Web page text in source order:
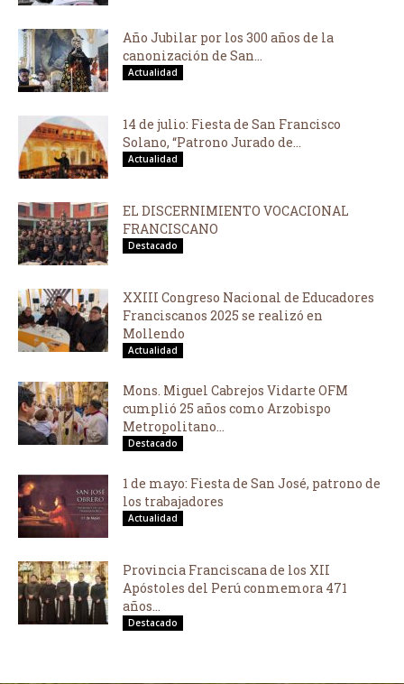
Año Jubilar por los 300 años de la
canonización de San...
Actualidad
14 de julio: Fiesta de San Francisco
Solano, “Patrono Jurado de...
Actualidad
EL DISCERNIMIENTO VOCACIONAL
FRANCISCANO
Destacado
XXIII Congreso Nacional de Educadores
Franciscanos 2025 se realizó en
Mollendo
Actualidad
Mons. Miguel Cabrejos Vidarte OFM
cumplió 25 años como Arzobispo
Metropolitano...
Destacado
1 de mayo: Fiesta de San José, patrono de
los trabajadores
Actualidad
Provincia Franciscana de los XII
Apóstoles del Perú conmemora 471
años...
Destacado